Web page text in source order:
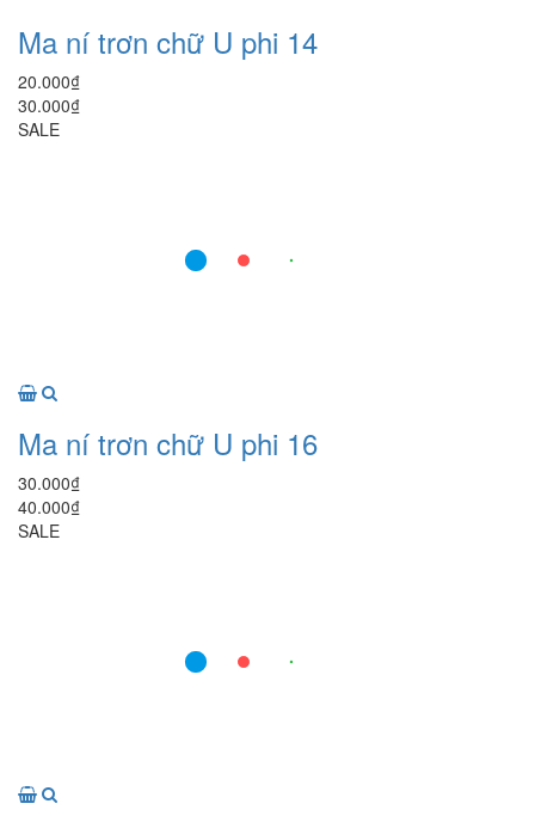
Ma ní trơn chữ U phi 14
20.000₫
30.000₫
SALE
Ma ní trơn chữ U phi 16
30.000₫
40.000₫
SALE